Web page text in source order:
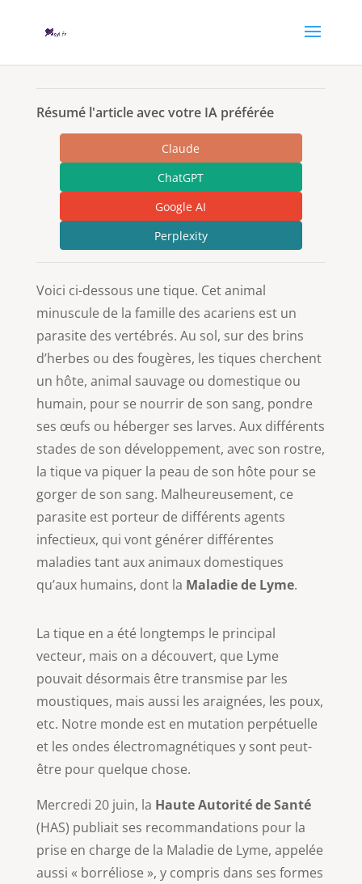
Résumé l'article avec votre IA préférée
Claude
ChatGPT
Google AI
Perplexity
Voici ci-dessous une tique. Cet animal
minuscule de la famille des acariens est un
parasite des vertébrés. Au sol, sur des brins
d’herbes ou des fougères, les tiques cherchent
un hôte, animal sauvage ou domestique ou
humain, pour se nourrir de son sang, pondre
ses œufs ou héberger ses larves. Aux différents
stades de son développement, avec son rostre,
la tique va piquer la peau de son hôte pour se
gorger de son sang. Malheureusement, ce
parasite est porteur de différents agents
infectieux, qui vont générer différentes
maladies tant aux animaux domestiques
qu’aux humains, dont la Maladie de Lyme.
La tique en a été longtemps le principal
vecteur, mais on a découvert, que Lyme
pouvait désormais être transmise par les
moustiques, mais aussi les araignées, les poux,
etc. Notre monde est en mutation perpétuelle
et les ondes électromagnétiques y sont peut-
être pour quelque chose.
Mercredi 20 juin, la Haute Autorité de Santé
(HAS) publiait ses recommandations pour la
prise en charge de la Maladie de Lyme, appelée
aussi « borréliose », y compris dans ses formes